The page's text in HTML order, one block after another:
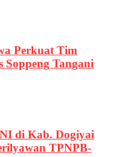
Perkuat Tim
Soppeng Tangani
di Kab. Dogiyai
TPNPB-